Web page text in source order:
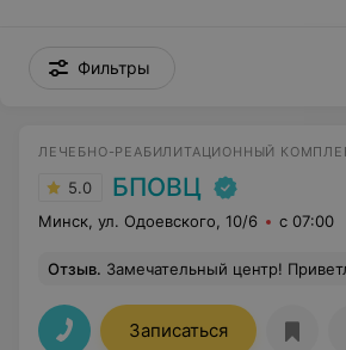
Фильтры
ЛЕЧЕБНО-РЕАБИЛИТАЦИОННЫЙ
5.0 БПОВЦ
Минск, ул. Одоевского, 10/6 с 07:00
Отзыв. Замечательный центр! Приветливый персонал,
Записаться